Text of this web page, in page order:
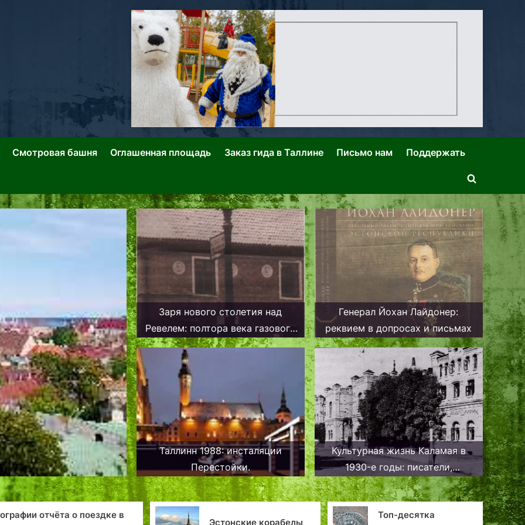
Переулки Городских Легенд
Смотровая башня Оглашенная площадь Заказ гида в Таллине Письмо нам Поддержать
Toggle
search
form
Заря нового столетия над
Ревелем: полтора века газового
освещения
Генерал Йохан Лайдонер:
реквием в допросах и письмах
Таллинн 1988: инсталяции
Перестойки.
Культурная жизнь Каламая в
1930-е годы: писатели,
музыканты, театр и общества
отчёта о поездке в
Эстонские корабелы
Топ-десятка